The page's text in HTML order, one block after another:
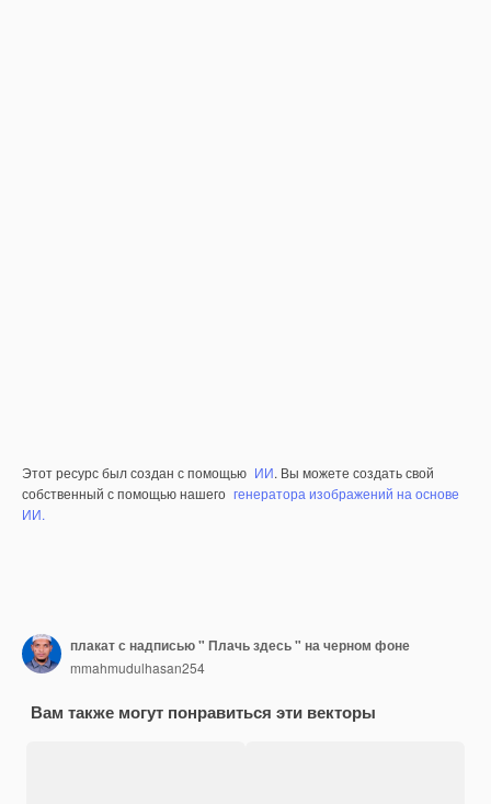
Этот ресурс был создан с помощью ИИ. Вы можете создать свой
собственный с помощью нашего генератора изображений на основе
ИИ.
плакат с надписью " Плачь здесь " на черном фоне
mmahmudulhasan254
Вам также могут понравиться эти векторы